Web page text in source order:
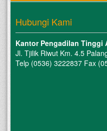
Hubungi Kami
Kantor Pengadilan Tinggi
Jl. Tjilik Riwut Km. 4.5
Telp (0536) 3222837 Fax